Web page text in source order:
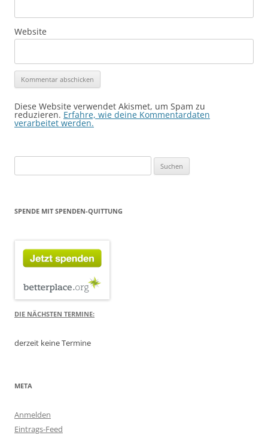
Website
Diese Website verwendet Akismet, um Spam zu
reduzieren. Erfahre, wie deine Kommentardaten
verarbeitet werden.
nach:
SPENDE MIT SPENDEN-QUITTUNG
DIE NÄCHSTEN TERMINE:
derzeit keine Termine
META
Anmelden
Eintrags-Feed